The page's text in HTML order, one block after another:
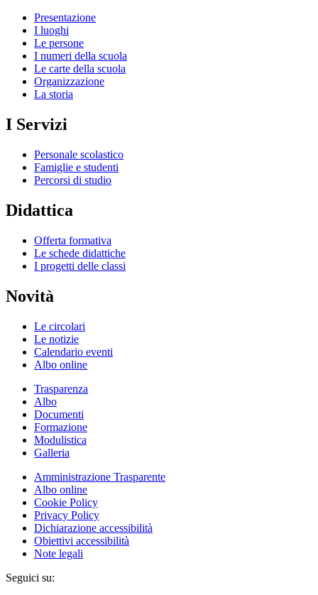
Presentazione
I luoghi
Le persone
I numeri della scuola
Le carte della scuola
Organizzazione
La storia
I Servizi
Personale scolastico
Famiglie e studenti
Percorsi di studio
Didattica
Offerta formativa
Le schede didattiche
I progetti delle classi
Novità
Le circolari
Le notizie
Calendario eventi
Albo online
Trasparenza
Albo
Documenti
Formazione
Modulistica
Galleria
Amministrazione Trasparente
Albo online
Cookie Policy
Privacy Policy
Dichiarazione accessibilità
Obiettivi accessibilità
Note legali
Seguici su: